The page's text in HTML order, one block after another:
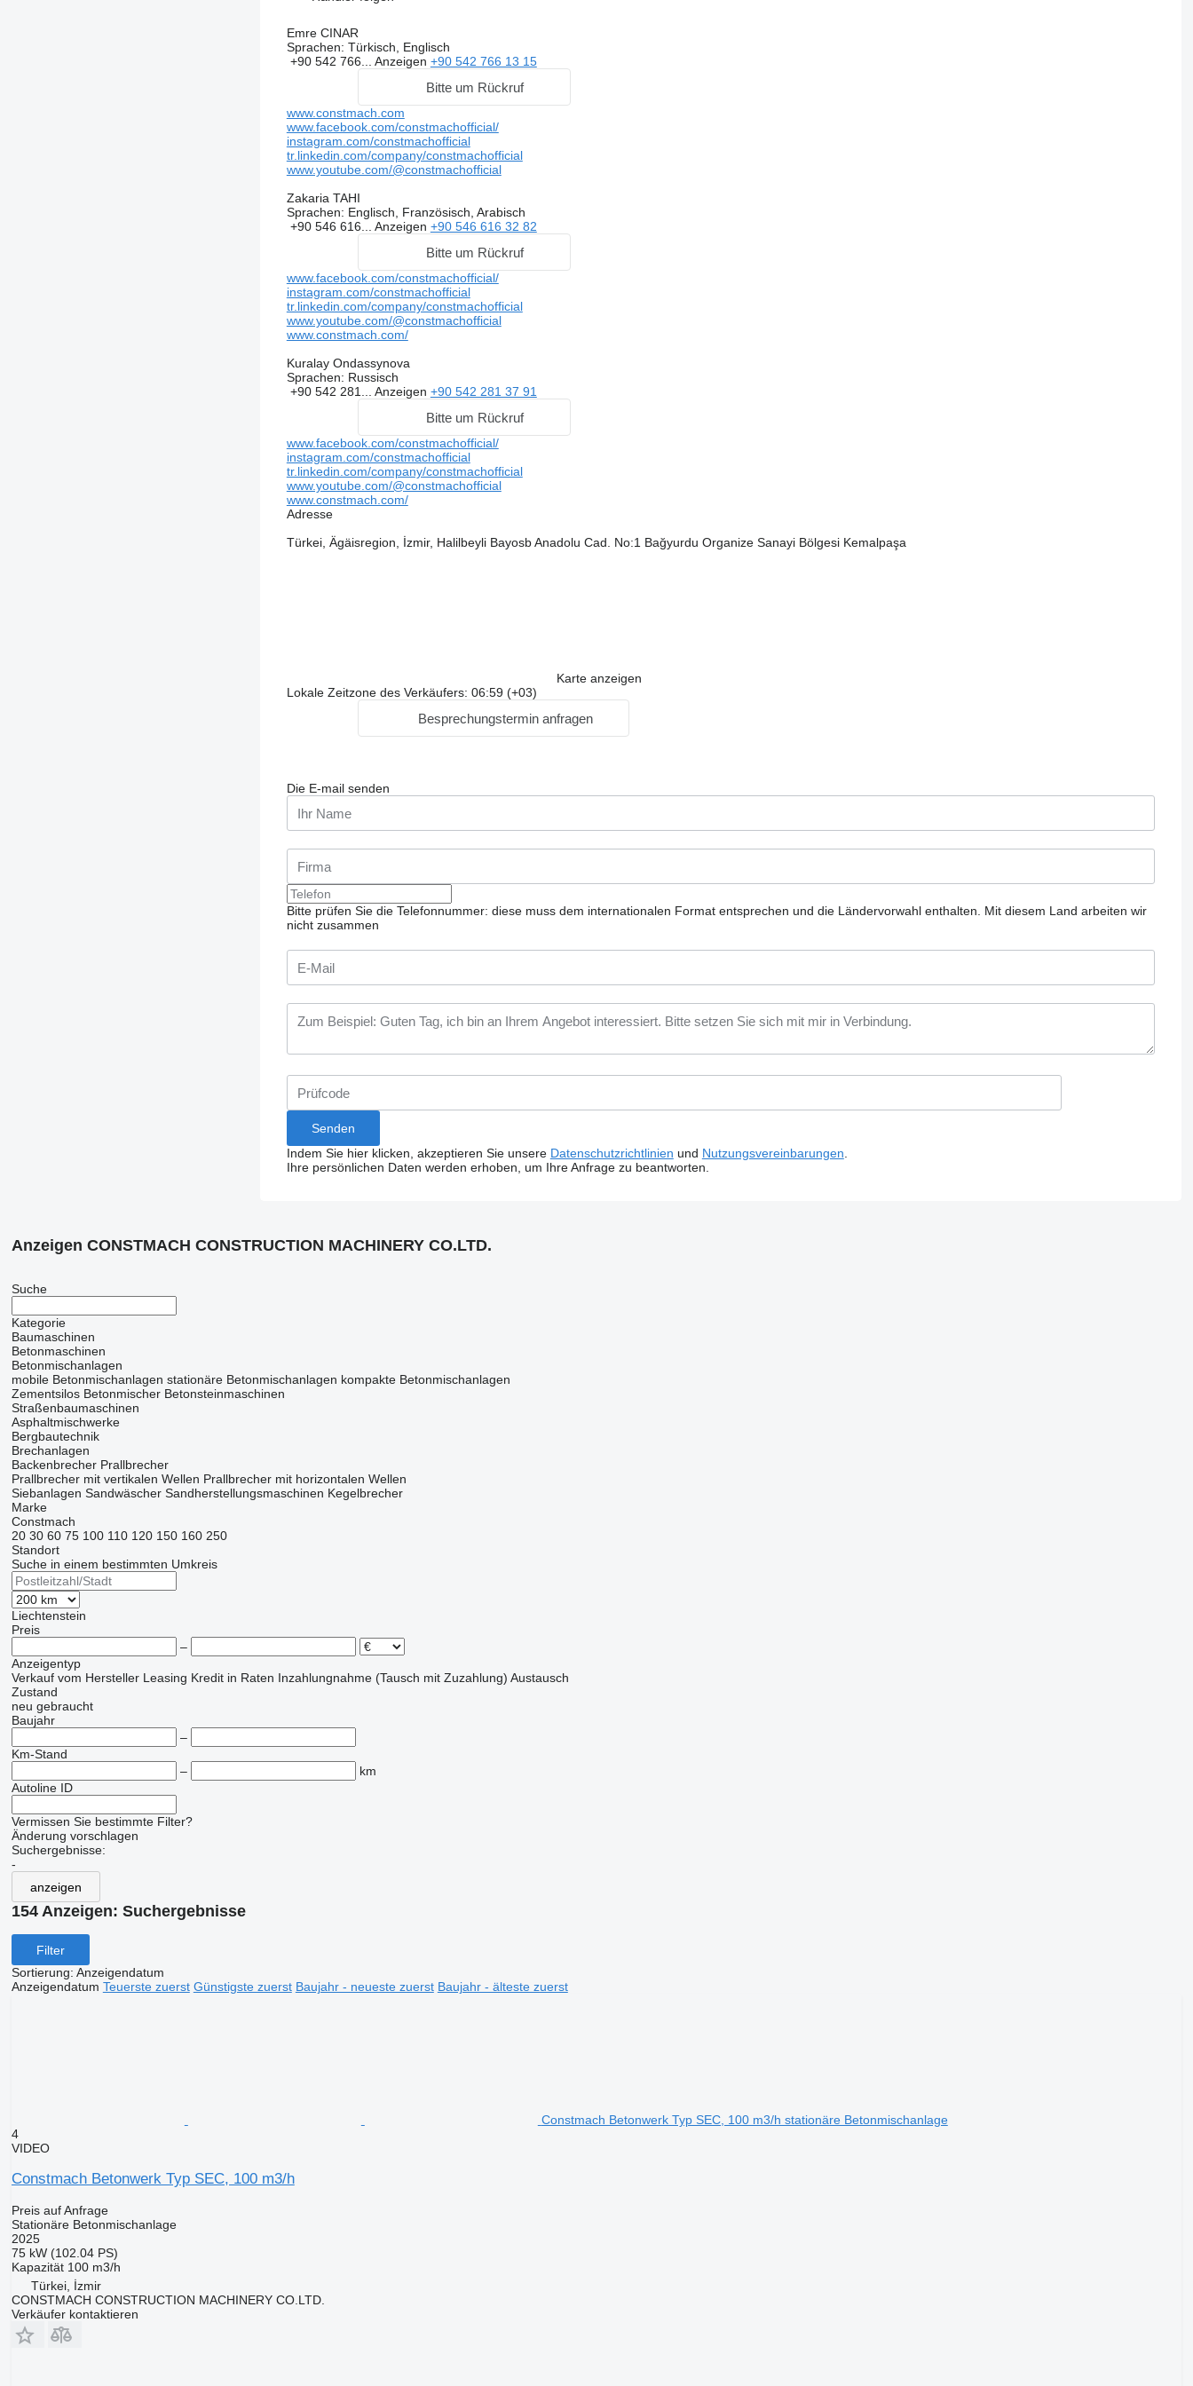
Emre CINAR
Sprachen: Türkisch, Englisch
+90 542 766... Anzeigen +90 542 766 13 15
Bitte um Rückruf
www.constmach.com
www.facebook.com/constmachofficial/
instagram.com/constmachofficial
tr.linkedin.com/company/constmachofficial
www.youtube.com/@constmachofficial
Zakaria TAHI
Sprachen: Englisch, Französisch, Arabisch
+90 546 616... Anzeigen +90 546 616 32 82
Bitte um Rückruf
www.facebook.com/constmachofficial/
instagram.com/constmachofficial
tr.linkedin.com/company/constmachofficial
www.youtube.com/@constmachofficial
www.constmach.com/
Kuralay Ondassynova
Sprachen: Russisch
+90 542 281... Anzeigen +90 542 281 37 91
Bitte um Rückruf
www.facebook.com/constmachofficial/
instagram.com/constmachofficial
tr.linkedin.com/company/constmachofficial
www.youtube.com/@constmachofficial
www.constmach.com/
Adresse
Türkei, Ägäisregion, İzmir, Halilbeyli Bayosb Anadolu Cad. No:1 Bağyurdu Organize Sanayi Bölgesi Kemalpaşa
Karte anzeigen
Lokale Zeitzone des Verkäufers: 06:59 (+03)
Besprechungstermin anfragen
Die E-mail senden
Bitte prüfen Sie die Telefonnummer: diese muss dem internationalen Format entsprechen und die Ländervorwahl enthalten.
Mit diesem Land arbeiten wir
nicht zusammen
Indem Sie hier klicken, akzeptieren Sie unsere Datenschutzrichtlinien und Nutzungsvereinbarungen
Ihre persönlichen Daten werden erhoben, um Ihre Anfrage zu beantworten.
Anzeigen CONSTMACH CONSTRUCTION MACHINERY CO.LTD.
Suche
Kategorie
Baumaschinen
Betonmaschinen
Betonmischanlagen
mobile Betonmischanlagen stationäre Betonmischanlagen kompakte Betonmischanlagen
Zementsilos Betonmischer Betonsteinmaschinen
Straßenbaumaschinen
Asphaltmischwerke
Bergbautechnik
Brechanlagen
Backenbrecher Prallbrecher
Prallbrecher mit vertikalen Wellen Prallbrecher mit horizontalen Wellen
Siebanlagen‎ Sandwäscher Sandherstellungsmaschinen Kegelbrecher
Marke
Constmach
20 30 60 75 100 110 120 150 160 250
Standort
Suche in einem bestimmten Umkreis
Liechtenstein
Preis
–
Anzeigentyp
Verkauf vom Hersteller Leasing Kredit in Raten Inzahlungnahme (Tausch mit Zuzahlung) Austausch
Zustand
neu gebraucht
Baujahr
–
Km-Stand
–
km
Autoline ID
Vermissen Sie bestimmte Filter?
Änderung vorschlagen
Suchergebnisse:
-
anzeigen
154 Anzeigen: Suchergebnisse
Filter
Sortierung: Anzeigendatum
Anzeigendatum Teuerste zuerst Günstigste zuerst Baujahr - neueste zuerst Baujahr - älteste zuerst
Constmach Betonwerk Typ SEC, 100 m3/h stationäre Betonmischanlage
4
VIDEO
Constmach Betonwerk Typ SEC, 100 m3/h
Preis auf Anfrage
Stationäre Betonmischanlage
2025
75 kW (102.04 PS)
Kapazität 100 m3/h
Türkei, İzmir
CONSTMACH CONSTRUCTION MACHINERY CO.LTD.
Verkäufer kontaktieren